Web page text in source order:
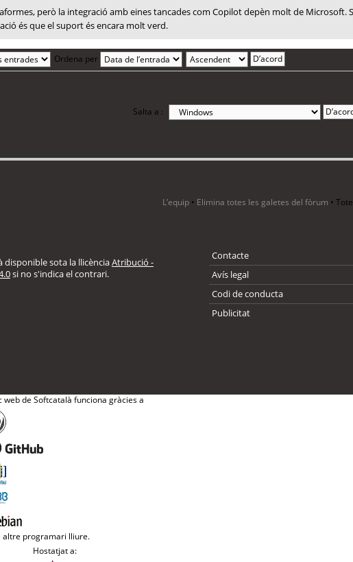
però la integració amb eines tancades com Copilot depèn molt de Microsoft.
és que el suport és encara molt verd.
Ordena per
Salta a :
L’equip • Elimina totes les galetes del fòrum •
disponible sota la llicènciaAtribució -
si no s'indica el contrari.
Contacte
Avís legal
Codi de conducta
Publicitat
web de Softcatalà funciona gràcies a
altre programari lliure.
Hostatjat a: